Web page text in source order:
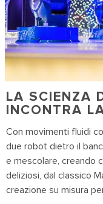
LA SCIENZA
INCONTRA
Con movimenti fluidi
due robot dietro il
e mescolare, creando
deliziosi, dal classico
creazione su misura